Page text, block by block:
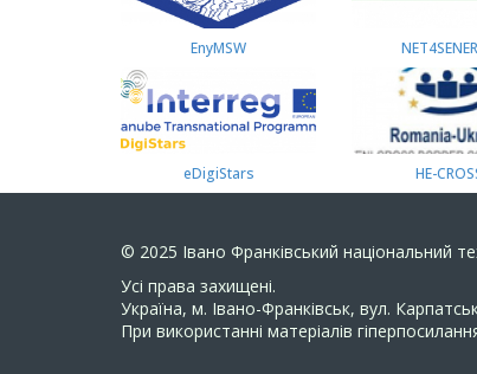
EnyMSW
eDigiStars HE-
© 2025 Івано Франківський національний
Усi права захищенi.
Україна, м. Івано-Франківськ, вул.
При використанні матеріалів